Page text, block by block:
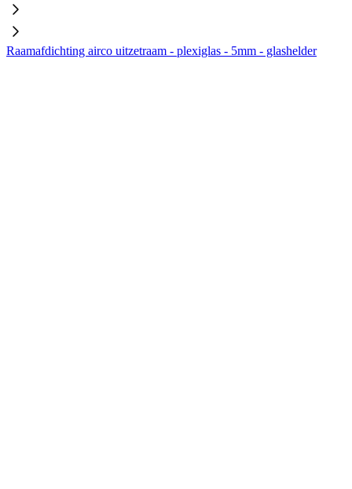
Raamafdichting airco uitzetraam - plexiglas - 5mm - glashelder